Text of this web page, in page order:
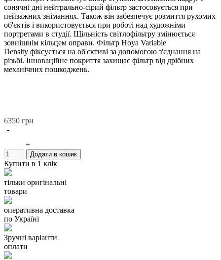
сонячні дні нейтрально-сірий фільтр застосовується при
пейзажних зніманнях. Також він забезпечує розмиття рухомих
об'єктів і використовується при роботі над художніми
портретами в студії. Щільність світлофільтру змінюється
зовнішнім кільцем оправи. Фільтр Hoya Variable
Density фіксується на об'єктиві за допомогою з'єднання на
різьбі. Інноваційне покриття захищає фільтр від дрібних
механічних пошкоджень.
6350 грн
-
+
Додати в кошик
Купити в 1 клік
тільки оригінальні
товари
оперативна доставка
по Україні
Зручні варіанти
оплати